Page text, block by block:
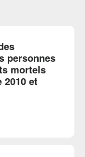
personnes
mortels
et